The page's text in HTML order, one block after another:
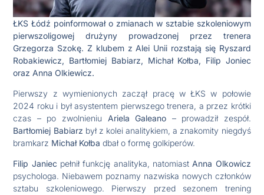
ŁKS Łódź poinformował o zmianach w sztabie szkoleniowym
pierwszoligowej drużyny prowadzonej przez trenera
Grzegorza Szokę. Z klubem z Alei Unii rozstają się Ryszard
Robakiewicz, Bartłomiej Babiarz, Michał Kołba, Filip Joniec
oraz Anna Olkiewicz.
Pierwszy z wymienionych zaczął pracę w ŁKS w połowie
2024 roku i był asystentem pierwszego trenera, a przez krótki
czas – po zwolnieniu Ariela Galeano – prowadził zespół.
Bartłomiej Babiarz był z kolei analitykiem, a znakomity niegdyś
bramkarz Michał Kołbadbał o formę golkiperów.
Filip Janiec pełnił funkcję analityka, natomiastAnna Olkowicz
psychologa. Niebawem poznamy nazwiska nowych członków
sztabu szkoleniowego. Pierwszy przed sezonem trening